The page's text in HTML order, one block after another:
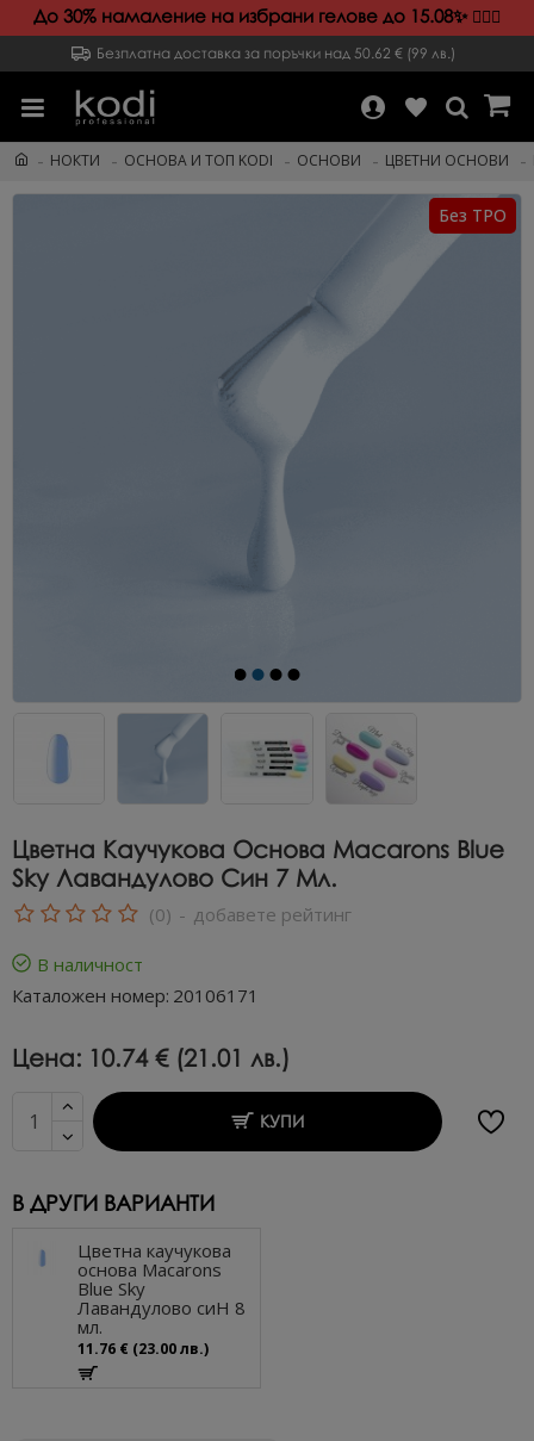
До 30% намаление на избрани гелове до 15.08✨️💁🏻‍♀️
Безплатна доставка за поръчки над 50.62 € (99 лв.)
НОКТИ ОСНОВА И ТОП KODI ОСНОВИ ЦВЕТНИ ОСНОВИ
Без TPO
Цветна Каучукова Основа Macarons Blue
Sky Лавандулово Син 7 Мл.
В наличност
Каталожен номер: 20106171
(0) - добавете рейтинг
Цена: 10.74 € (21.01 лв.)
КУПИ
В ДРУГИ ВАРИАНТИ
Цветна каучукова
основа Macarons
Blue Sky
Лавандулово сиН 8
мл.
11.76 € (23.00 лв.)